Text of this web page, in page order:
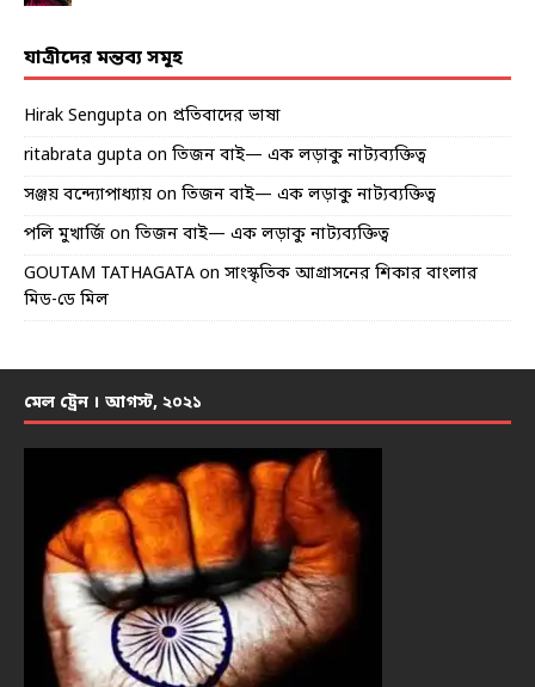
যাত্রীদের মন্তব্য সমূহ
Hirak Sengupta on প্রতিবাদের ভাষা
ritabrata gupta on তিজন বাই— এক লড়াকু নাট্যব্যক্তিত্ব
সঞ্জয় বন্দ্যোপাধ্যায় on তিজন বাই— এক লড়াকু নাট্যব্যক্তিত্ব
পলি মুখার্জি on তিজন বাই— এক লড়াকু নাট্যব্যক্তিত্ব
GOUTAM TATHAGATA on সাংস্কৃতিক আগ্রাসনের শিকার বাংলার
মিড-ডে মিল
মেল ট্রেন । আগস্ট, ২০২১